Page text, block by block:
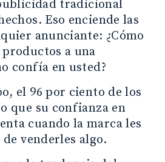
tradicional
Eso enciende las
anunciante: ¿Cómo
a una
confía en usted?
el 96 por ciento de los
que su confianza en
cuando la marca les
venderles algo.